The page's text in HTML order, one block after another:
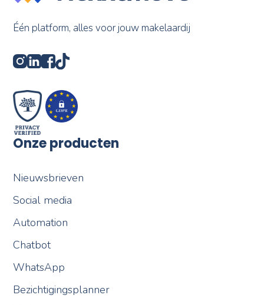
Één platform, alles voor jouw makelaardij
Onze producten
Nieuwsbrieven
Social media
Automation
Chatbot
WhatsApp
Bezichtigingsplanner